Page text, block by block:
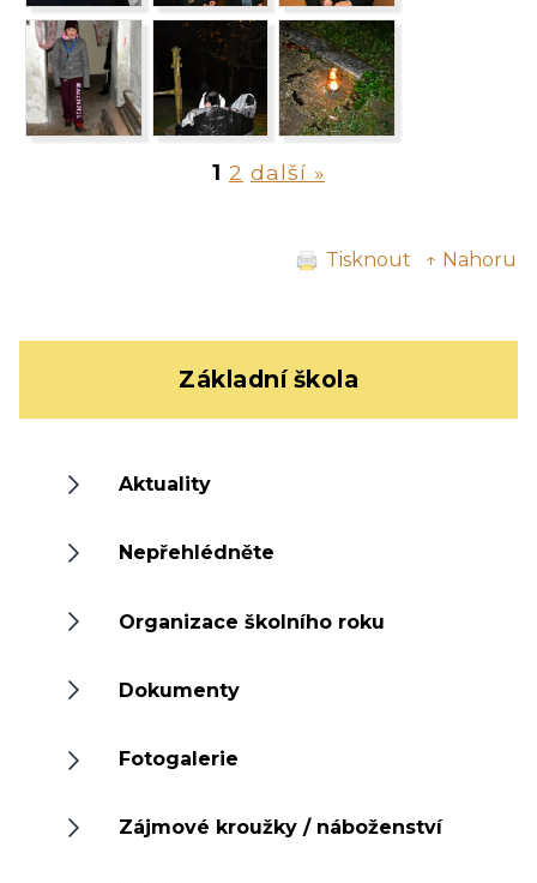
1 2 další »
Tisknout ↑ Nahoru
Základní škola
Aktuality
Nepřehlédněte
Organizace školního roku
Dokumenty
Fotogalerie
Zájmové kroužky / náboženství